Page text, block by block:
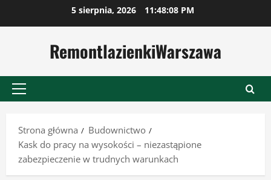
5 sierpnia, 2026 11:48:09 PM
RemontlazienkiWarszawa
Menu
Strona główna
Budownictwo
Kask do pracy na wysokości – niezastąpione
zabezpieczenie w trudnych warunkach